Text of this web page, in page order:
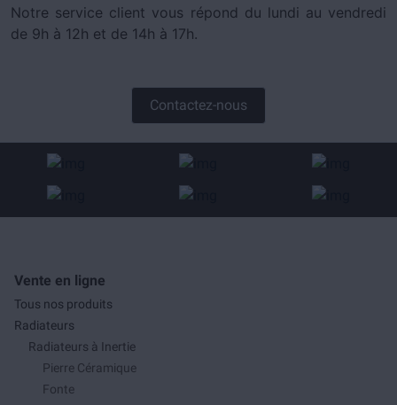
Notre service client vous répond du lundi au vendredi
de 9h à 12h et de 14h à 17h.
Contactez-nous
Vente en ligne
Tous nos produits
Radiateurs
Radiateurs à Inertie
Pierre Céramique
Fonte